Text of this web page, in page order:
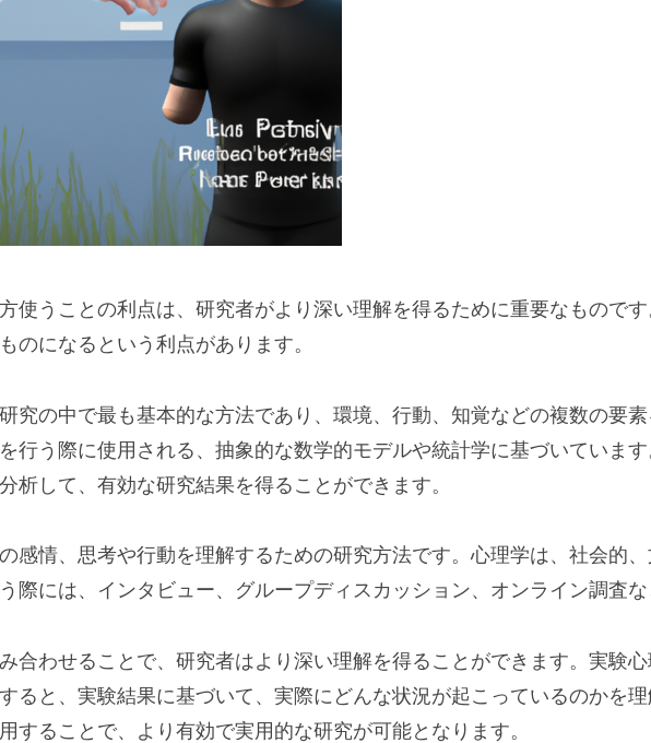
使うことの利点は、研究者がより深い理解を得るために重要なもので
のになるという利点があります。
究の中で最も基本的な方法であり、環境、行動、知覚などの複数の要
行う際に使用される、抽象的な数学的モデルや統計学に基づいていま
析して、有効な研究結果を得ることができます。
感情、思考や行動を理解するための研究方法です。心理学は、社会的
際には、インタビュー、グループディスカッション、オンライン調査な
合わせることで、研究者はより深い理解を得ることができます。実験
ると、実験結果に基づいて、実際にどんな状況が起こっているのかを
することで、より有効で実用的な研究が可能となります。